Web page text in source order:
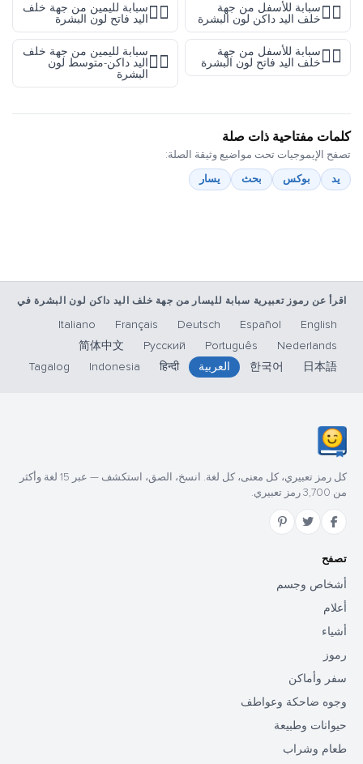
👇🏿سبابة للأسفل من جهة
خلف اليد داكن لون البشرة
👉🏻سبابة لليمين من جهة خلف
اليد فاتح لون البشرة
👇🏻سبابة للأسفل من جهة
خلف اليد فاتح لون البشرة
👉🏾
سبابة لليمين من جهة خلف
اليد داكن-متوسط لون
البشرة
كلمات مفتاحية ذات صلة
تصفح الإيموجيات تحت مواضيع وثيقة الصلة:
يد
بوكس بحث يسار
اقرأ عن رموز تعبيرية سبابة لليسار من جهة خلف اليد داكن لون البشرة في
English
Español
Deutsch
Français
Italiano
Nederlands
Português
Русский
简体中文
日本語
한국어 العربية हिन्दी
Indonesia
Tagalog
كل رمز تعبيري، كل معنى، كل لغة. انسخ، الصق، استكشف — عبر 15 لغة وأكثر
من 3,700 رمز تعبيري.
تصفح
أشخاص وجسم
أعلام
أشياء
رموز
سفر وأماكن
وجوه ضاحكة وعواطف
حيوانات وطبيعة
طعام وشراب